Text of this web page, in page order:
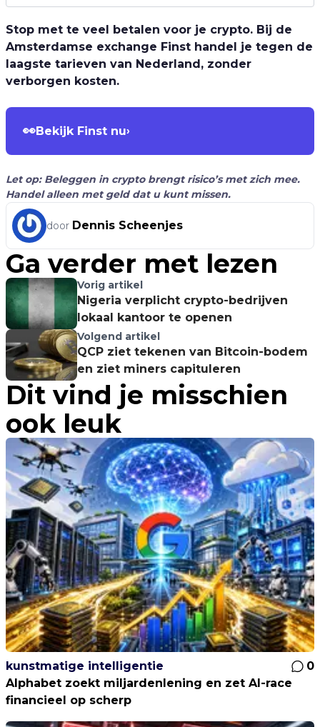
Stop met te veel betalen voor je crypto. Bij de
Amsterdamse exchange Finst handel je tegen de
laagste tarieven van Nederland, zonder
verborgen kosten.
👀Bekijk Finst nu›
Let op: Beleggen in crypto brengt risico’s met zich mee.
Handel alleen met geld dat u kunt missen.
door Dennis Scheenjes
Ga verder met lezen
Vorig artikel
Nigeria verplicht crypto-bedrijven
lokaal kantoor te openen
Volgend artikel
QCP ziet tekenen van Bitcoin-bodem
en ziet miners capituleren
Dit vind je misschien
ook leuk
kunstmatige intelligentie
0
Alphabet zoekt miljardenlening en zet AI-race
financieel op scherp